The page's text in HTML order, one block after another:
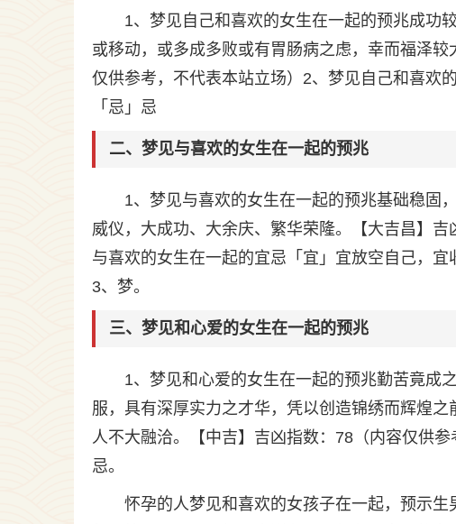
1、梦见自己和喜欢的女生在一起的预兆成功
或移动，或多成多败或有胃肠病之虑，幸而福泽
仅供参考，不代表本站立场）2、梦见自己和喜欢
「忌」忌
二、梦见与喜欢的女生在一起的预兆
1、梦见与喜欢的女生在一起的预兆基础稳固
威仪，大成功、大余庆、繁华荣隆。【大吉昌】
与喜欢的女生在一起的宜忌「宜」宜放空自己，
3、梦。
三、梦见和心爱的女生在一起的预兆
1、梦见和心爱的女生在一起的预兆勤苦竟成
服，具有深厚实力之才华，凭以创造锦绣而辉煌
人不大融洽。【中吉】吉凶指数：78（内容仅供
忌。
怀孕的人梦见和喜欢的女孩子在一起，预示